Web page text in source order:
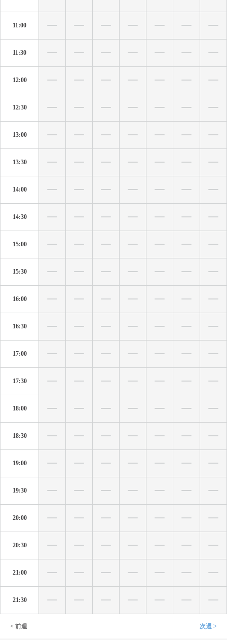
11:00
11:30
12:00
12:30
13:00
13:30
14:00
14:30
15:00
15:30
16:00
16:30
17:00
17:30
18:00
18:30
19:00
19:30
20:00
20:30
21:00
21:30
< 前週 次週 >